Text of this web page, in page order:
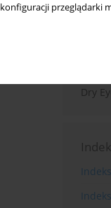
przeglądarki
and
Dry